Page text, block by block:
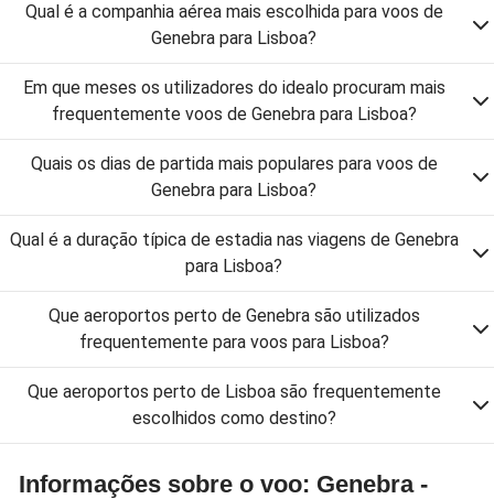
Qual é a companhia aérea mais escolhida para voos de
Genebra para Lisboa?
Em que meses os utilizadores do idealo procuram mais
frequentemente voos de Genebra para Lisboa?
Quais os dias de partida mais populares para voos de
Genebra para Lisboa?
Qual é a duração típica de estadia nas viagens de Genebra
para Lisboa?
Que aeroportos perto de Genebra são utilizados
frequentemente para voos para Lisboa?
Que aeroportos perto de Lisboa são frequentemente
escolhidos como destino?
Informações sobre o voo: Genebra -